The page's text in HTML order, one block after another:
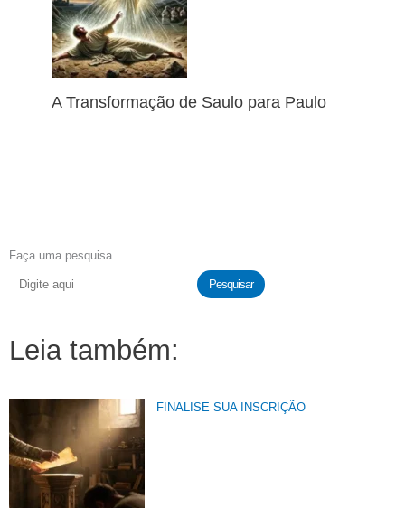
A Transformação de Saulo para Paulo
Faça uma pesquisa
Pesquisar
Leia também:
FINALISE SUA INSCRIÇÃO